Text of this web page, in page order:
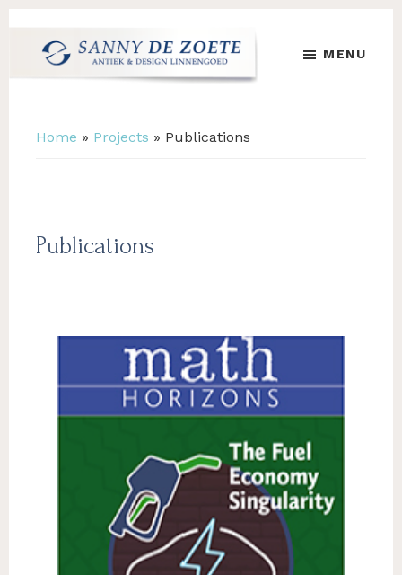
content
footer
Zoete
Mooiste
Damast
MENU
Home » Projects » Publications
Publications